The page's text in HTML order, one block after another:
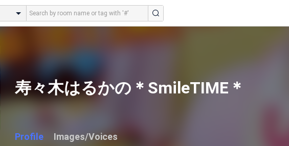
寿々木はるかの＊SmileTIME＊
Profile Images/Voices